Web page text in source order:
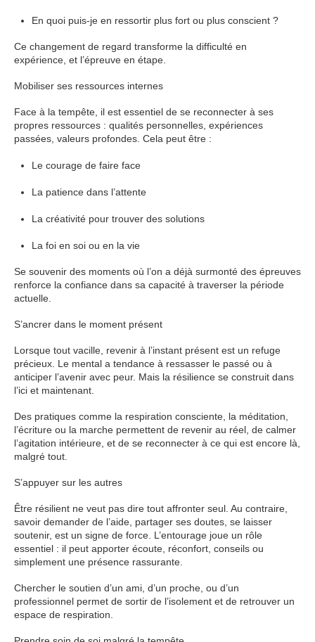
En quoi puis-je en ressortir plus fort ou plus conscient ?
Ce changement de regard transforme la difficulté en
expérience, et l’épreuve en étape.
Mobiliser ses ressources internes
Face à la tempête, il est essentiel de se reconnecter à ses
propres ressources : qualités personnelles, expériences
passées, valeurs profondes. Cela peut être :
Le courage de faire face
La patience dans l’attente
La créativité pour trouver des solutions
La foi en soi ou en la vie
Se souvenir des moments où l’on a déjà surmonté des épreuves
renforce la confiance dans sa capacité à traverser la période
actuelle.
S’ancrer dans le moment présent
Lorsque tout vacille, revenir à l’instant présent est un refuge
précieux. Le mental a tendance à ressasser le passé ou à
anticiper l’avenir avec peur. Mais la résilience se construit dans
l’ici et maintenant.
Des pratiques comme la respiration consciente, la méditation,
l’écriture ou la marche permettent de revenir au réel, de calmer
l’agitation intérieure, et de se reconnecter à ce qui est encore là,
malgré tout.
S’appuyer sur les autres
Être résilient ne veut pas dire tout affronter seul. Au contraire,
savoir demander de l’aide, partager ses doutes, se laisser
soutenir, est un signe de force. L’entourage joue un rôle
essentiel : il peut apporter écoute, réconfort, conseils ou
simplement une présence rassurante.
Chercher le soutien d’un ami, d’un proche, ou d’un
professionnel permet de sortir de l’isolement et de retrouver un
espace de respiration.